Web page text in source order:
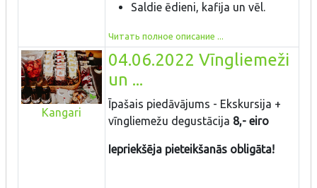
Saldie ēdieni, kafija un vēl.
Читать полное описание ...
Kangari
04.06.2022 Vīngliemeži
un ...
Īpašais piedāvājums - Ekskursija +
vīngliemežu degustācija 8,- eiro
Iepriekšēja pieteikšanās obligāta!